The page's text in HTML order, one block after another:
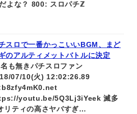
よな？ 800: スロパチℤ
スロで一番かっこいいBGM、まど
のアルティメットバトルに決定
も無きパチスロファン
07/10(火) 12:02:26.89
youtu.be/5Q3Lj3iYeek 滅多
リティの高さヤバすぎ…